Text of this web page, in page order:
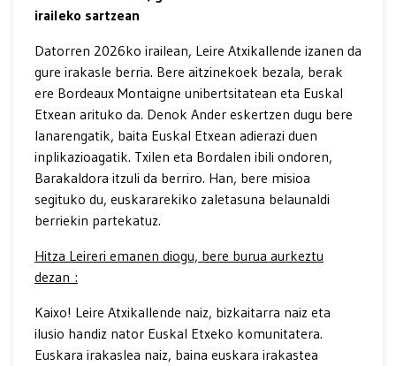
iraileko sartzean
Datorren 2026ko irailean, Leire Atxikallende izanen da
gure irakasle berria. Bere aitzinekoek bezala, berak
ere Bordeaux Montaigne unibertsitatean eta Euskal
Etxean arituko da. Denok Ander eskertzen dugu bere
lanarengatik, baita Euskal Etxean adierazi duen
inplikazioagatik. Txilen eta Bordalen ibili ondoren,
Barakaldora itzuli da berriro. Han, bere misioa
segituko du, euskararekiko zaletasuna belaunaldi
berriekin partekatuz.
Hitza Leireri emanen diogu, bere burua aurkeztu
dezan :
Kaixo! Leire Atxikallende naiz, bizkaitarra naiz eta
ilusio handiz nator Euskal Etxeko komunitatera.
Euskara irakaslea naiz, baina euskara irakastea